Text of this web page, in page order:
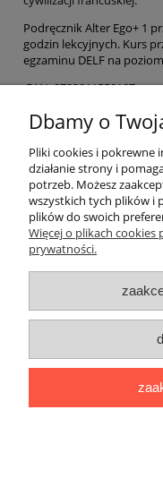
Podręcznik Alter Ego+ 1
godzin lekcyjnych. Kurs
egzaminu DELF na
EAN: 9782011558107
Numer
"Romanista"
Ul. Bolesława
424 186|
Dbamy o
Pliki cookies i pokrewne
działanie strony i
potrzeb. Możesz
wszystkich tych plików i
plików do swoich
Więcej o plikach cookies
prywatności.